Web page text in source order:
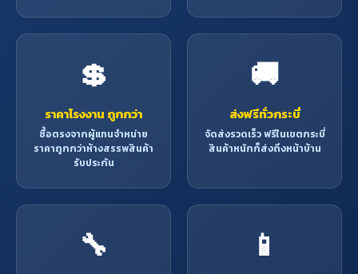
💲
ราคาโรงงาน ถูกกว่า
ซื้อตรงจากผู้แทนจำหน่าย
ราคาถูกกว่าห้างสรรพสินค้า
รับประกัน
🚚
ส่งฟรีทั่วกระบี่
จัดส่งรวดเร็ว ฟรีในเขตกระบี่
สินค้าหนักก็ส่งถึงหน้าบ้าน
🔧 📱